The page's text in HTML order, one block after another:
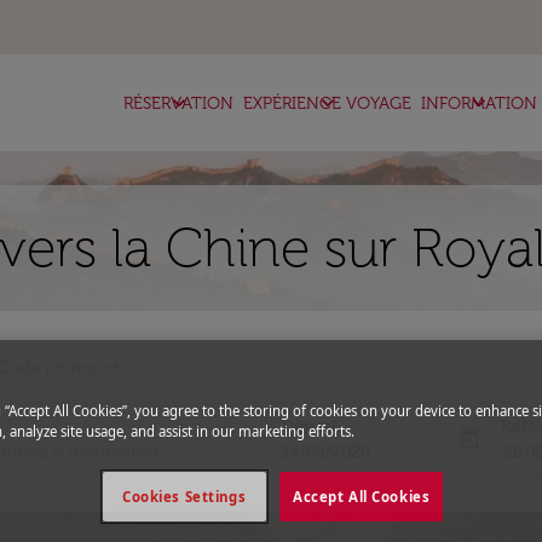
RÉSERVATION
keyboard_arrow_down EXPÉRIENCE VOYAGE
keyboard_arrow_down INFORMATION
keyboard_arrow_down
la Chine sur
Départ
fc-
“Accept All Cookies”, you agree to the storing of cookies on your device to enhance
analyze site usage, and assist in our marketing efforts.
Accept All Cookies
Cookies Settings